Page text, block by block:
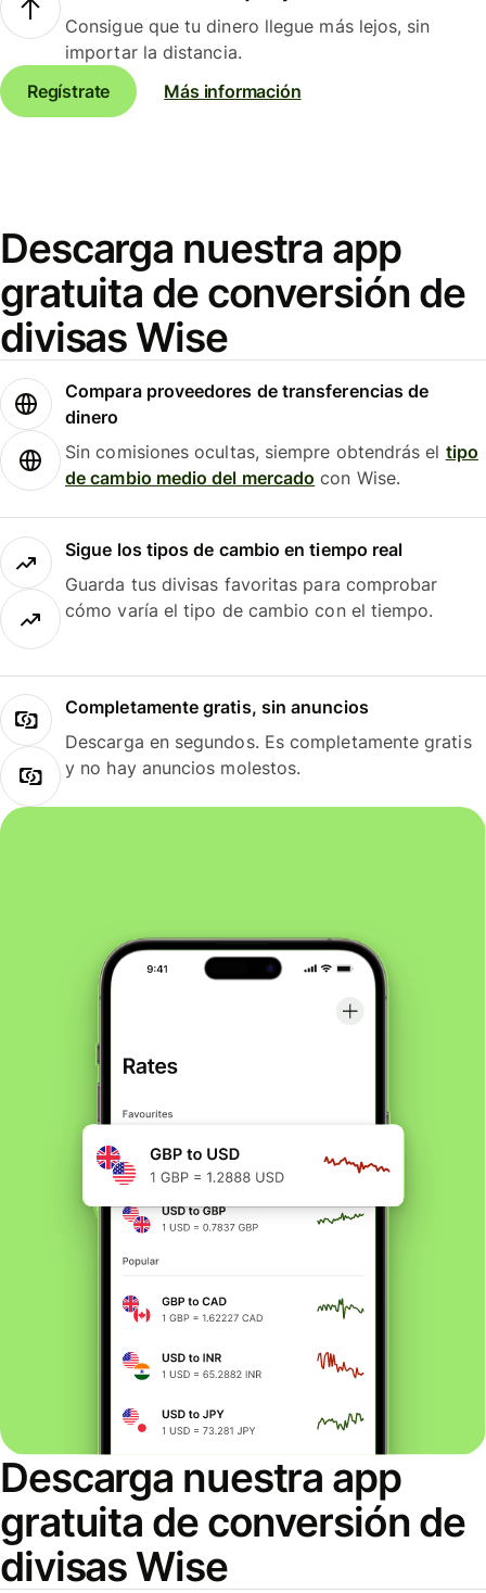
Consigue que tu dinero llegue más lejos, sin
importar la distancia.
Regístrate
Más información
Descarga nuestra app
gratuita de conversión de
divisas Wise
Compara proveedores de transferencias de
dinero
Sin comisiones ocultas, siempre obtendrás el tipo
de cambio medio del mercado con Wise.
Sigue los tipos de cambio en tiempo real
Guarda tus divisas favoritas para comprobar
cómo varía el tipo de cambio con el tiempo.
Completamente gratis, sin anuncios
Descarga en segundos. Es completamente gratis
y no hay anuncios molestos.
Descarga nuestra app
gratuita de conversión de
divisas Wise